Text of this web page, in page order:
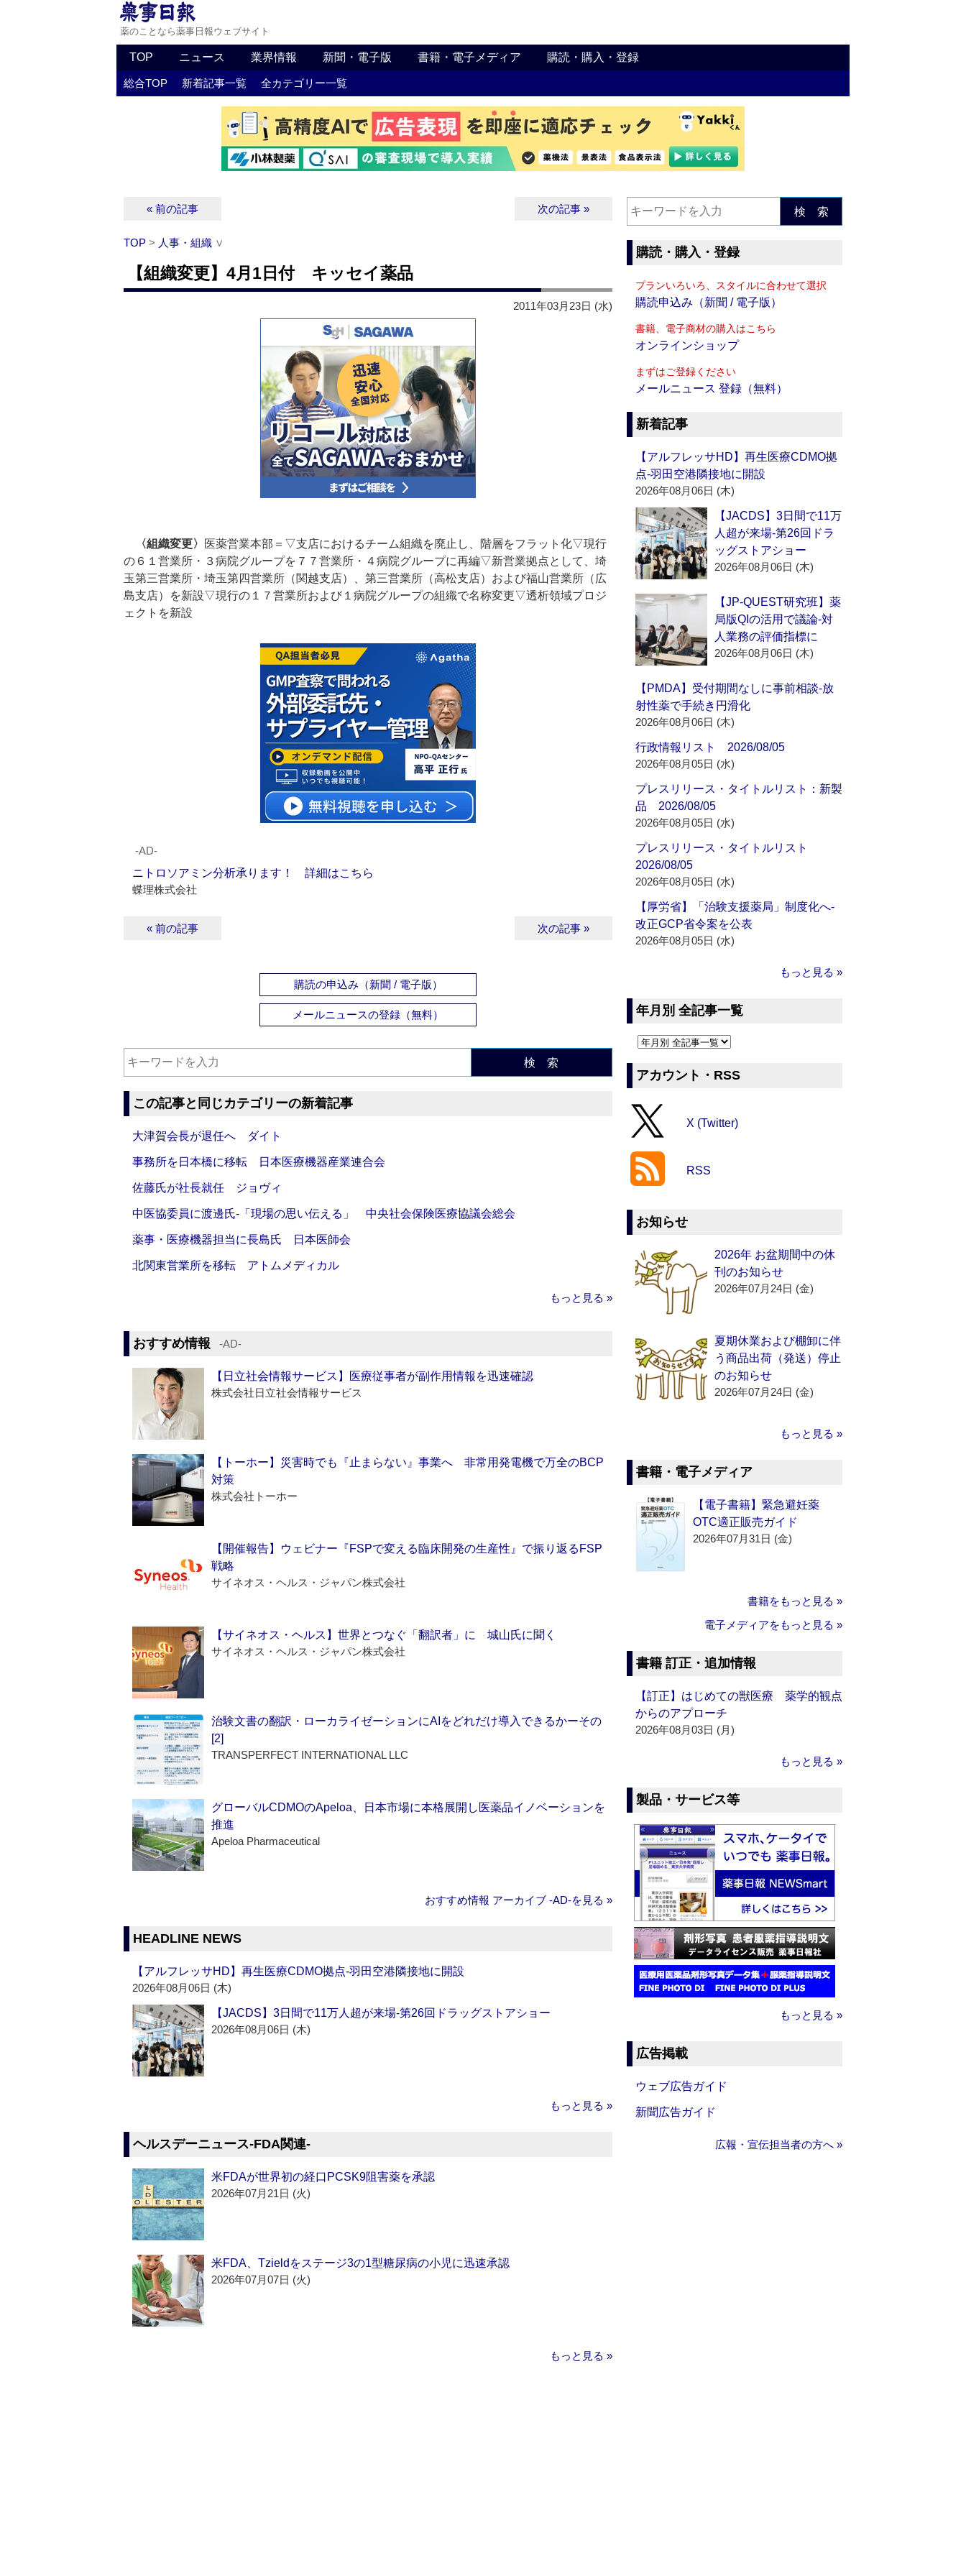
薬のことなら薬事日報ウェブサイト
TOP ニュース 業界情報 新聞・電子版 書籍・電子メディア 購読・購入・登録
総合TOP 新着記事一覧 全カテゴリー一覧
« 前の記事 次の記事 »
TOP > 人事・組織 ∨
【組織変更】4月1日付 キッセイ薬品
2011年03月23日 (水)
〈組織変更〉
医薬営業本部＝▽支店におけるチーム組織を廃止し、階層をフラット化▽現行
の６１営業所・３病院グループを７７営業所・４病院グループに再編▽新営業拠点として、埼
玉第三営業所・埼玉第四営業所（関越支店）、第三営業所（高松支店）および福山営業所（広
島支店）を新設▽現行の１７営業所および１病院グループの組織で名称変更▽透析領域プロジ
ェクトを新設
‐AD‐
ニトロソアミン分析承ります！ 詳細はこちら
蝶理株式会社
« 前の記事 次の記事 »
購読の申込み（新聞 / 電子版）
メールニュースの登録（無料）
検 索
この記事と同じカテゴリーの新着記事
大津賀会長が退任へ ダイト
事務所を日本橋に移転 日本医療機器産業連合会
佐藤氏が社長就任 ジョヴィ
中医協委員に渡邊氏‐「現場の思い伝える」 中央社会保険医療協議会総会
薬事・医療機器担当に長島氏 日本医師会
北関東営業所を移転 アトムメディカル
もっと見る »
おすすめ情報 ‐AD‐
【日立社会情報サービス】医療従事者が副作用情報を迅速確認
株式会社日立社会情報サービス
【トーホー】災害時でも『止まらない』事業へ 非常用発電機で万全のBCP
対策
株式会社トーホー
【開催報告】ウェビナー『FSPで変える臨床開発の生産性』で振り返るFSP
戦略
サイネオス・ヘルス・ジャパン株式会社
【サイネオス・ヘルス】世界とつなぐ「翻訳者」に 城山氏に聞く
サイネオス・ヘルス・ジャパン株式会社
治験文書の翻訳・ローカライゼーションにAIをどれだけ導入できるかーその
[2]
TRANSPERFECT INTERNATIONAL LLC
グローバルCDMOのApeloa、日本市場に本格展開し医薬品イノベーションを
推進
Apeloa Pharmaceutical
おすすめ情報 アーカイブ ‐AD‐を見る »
HEADLINE NEWS
【アルフレッサHD】再生医療CDMO拠点‐羽田空港隣接地に開設
2026年08月06日 (木)
【JACDS】3日間で11万人超が来場‐第26回ドラッグストアショー
2026年08月06日 (木)
もっと見る »
ヘルスデーニュース‐FDA関連‐
米FDAが世界初の経口PCSK9阻害薬を承認
2026年07月21日 (火)
米FDA、Tzieldをステージ3の1型糖尿病の小児に迅速承認
2026年07月07日 (火)
もっと見る »
検 索
購読・購入・登録
プランいろいろ、スタイルに合わせて選択
購読申込み（新聞 / 電子版）
書籍、電子商材の購入はこちら
オンラインショップ
まずはご登録ください
メールニュース 登録（無料）
新着記事
【アルフレッサHD】再生医療CDMO拠
点‐羽田空港隣接地に開設
2026年08月06日 (木)
【JACDS】3日間で11万
人超が来場‐第26回ドラ
ッグストアショー
2026年08月06日 (木)
【JP-QUEST研究班】薬
局版QIの活用で議論‐対
人業務の評価指標に
2026年08月06日 (木)
【PMDA】受付期間なしに事前相談‐放
射性薬で手続き円滑化
2026年08月06日 (木)
行政情報リスト 2026/08/05
2026年08月05日 (水)
プレスリリース・タイトルリスト：新製
品 2026/08/05
2026年08月05日 (水)
プレスリリース・タイトルリスト
2026/08/05
2026年08月05日 (水)
【厚労省】「治験支援薬局」制度化へ‐
改正GCP省令案を公表
2026年08月05日 (水)
もっと見る »
年月別 全記事一覧
アカウント・RSS
X (Twitter)
RSS
お知らせ
2026年 お盆期間中の休
刊のお知らせ
2026年07月24日 (金)
夏期休業および棚卸に伴
う商品出荷（発送）停止
のお知らせ
2026年07月24日 (金)
もっと見る »
書籍・電子メディア
【電子書籍】緊急避妊薬
OTC適正販売ガイド
2026年07月31日 (金)
書籍をもっと見る »
電子メディアをもっと見る »
書籍 訂正・追加情報
【訂正】はじめての獣医療 薬学的観点
からのアプローチ
2026年08月03日 (月)
もっと見る »
製品・サービス等
もっと見る »
広告掲載
ウェブ広告ガイド
新聞広告ガイド
広報・宣伝担当者の方へ »